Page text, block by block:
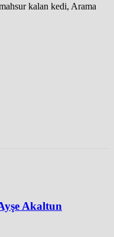
kalan kedi, Arama
Akaltun